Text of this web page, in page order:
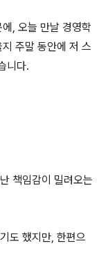
, 오늘 만날 경영학
주말 동안에 저 스
니다.
책임감이 밀려오는
도 했지만, 한편으